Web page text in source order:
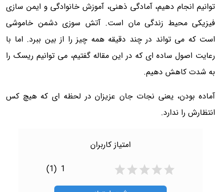
توانیم انجام دهیم، آمادگی ذهنی، آموزش خانوادگی و ایمن سازی
فیزیکی محیط زندگی مان است. آتش سوزی دشمن خاموشی
است که می تواند در چند دقیقه همه چیز را از بین ببرد. اما با
رعایت اصول ساده ای که در این مقاله گفتیم، می توانیم ریسک را
به شدت کاهش دهیم.
آماده بودن، یعنی نجات جان عزیزان در لحظه ای که هیچ کس
انتظارش را ندارد.
امتیاز کاربران
1
(1)